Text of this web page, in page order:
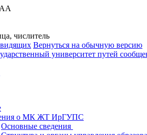
AA
числитель
Вернуться на обычную версию
о МК ЖТ ИрГУПС
Основные сведения